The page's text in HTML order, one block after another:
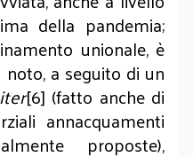
della pandemia;
unionale, è
a seguito di un
iter[6] (fatto anche di
annacquamenti
proposte),